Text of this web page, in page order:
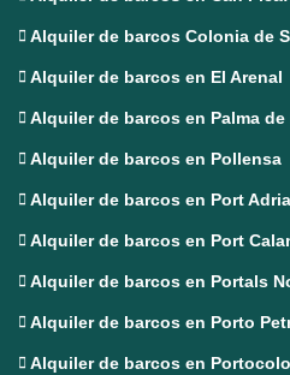
Alquiler de barcos Colonia de
Alquiler de barcos en El Arenal
Alquiler de barcos en Palma de
Alquiler de barcos en Pollensa
Alquiler de barcos en Port
Alquiler de barcos en Port
Alquiler de barcos en Portals
Alquiler de barcos en Porto
Alquiler de barcos en